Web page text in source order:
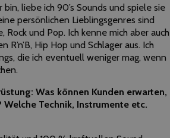
liebe ich 90’s Sounds und spiele sie
persönlichen Lieblingsgenres sind
Rock und Pop. Ich kenne mich aber auch
Hip Hop und Schlager aus. Ich
die ich eventuell weniger mag, wenn
Was können Kunden erwarten,
Technik, Instrumente etc.